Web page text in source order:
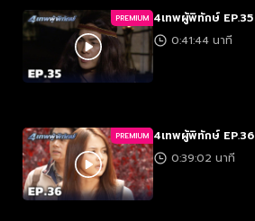
PREMIUM 4เทพผู้พิทักษ์ EP.35
0:41:44 นาที
PREMIUM 4เทพผู้พิทักษ์ EP.36
0:39:02 นาที